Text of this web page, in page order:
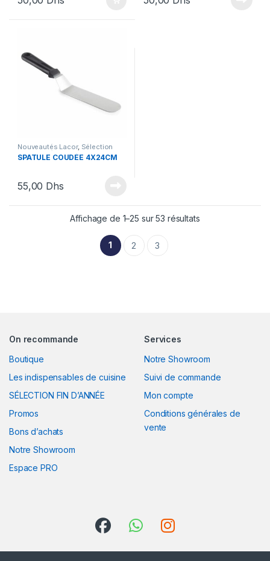
Nouveautés Lacor, Sélection
Nouveautés ,Spatules,
Ustensiles
SPATULE COUDÉE 4X24CM
55,00 Dhs
Affichage de 1–25 sur 53 résultats
1 2 3
On recommande
Boutique
Les indispensables de cuisine
SÉLECTION FIN D’ANNÉE
Promos
Bons d’achats
Notre Showroom
Espace PRO
Services
Notre Showroom
Suivi de commande
Mon compte
Conditions générales de
vente